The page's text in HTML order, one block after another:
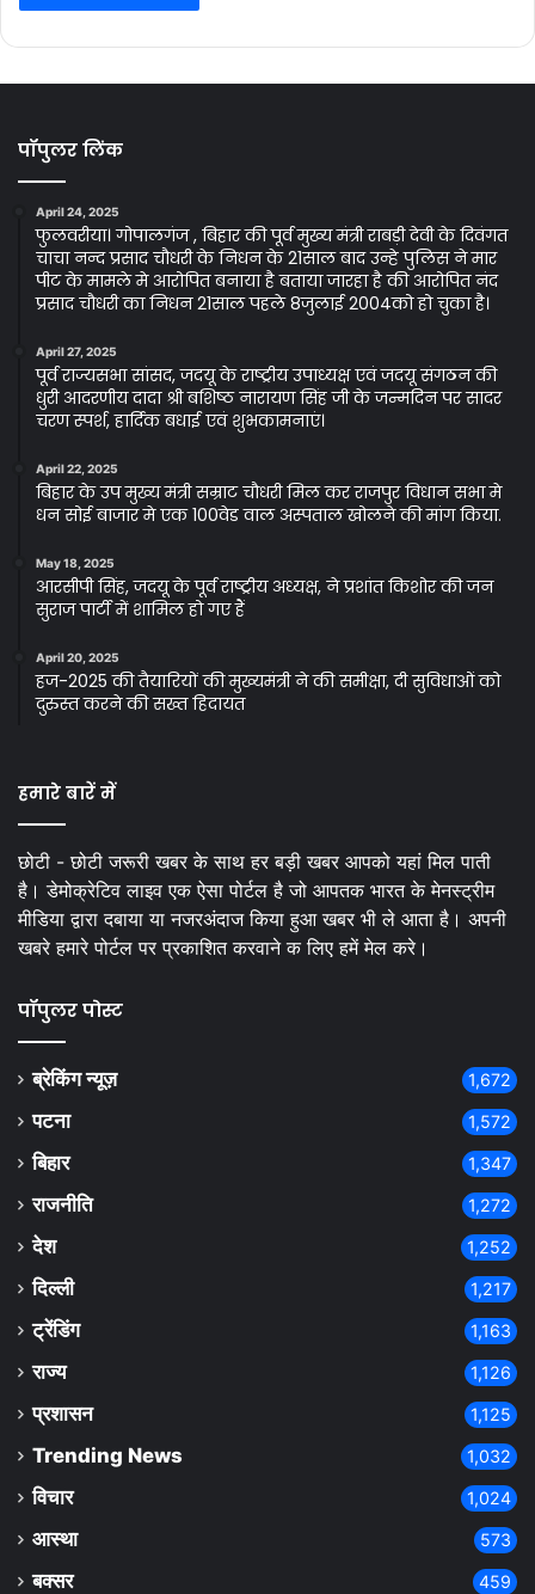
पॉपुलर लिंक
April 24, 2025
फुलवरीया। गोपालगंज , बिहार की पूर्व मुख्य मंत्री राबड़ी देवी के दिवंगत
चाचा नन्द प्रसाद चौधरी के निधन के 21साल बाद उन्हे पुलिस ने मार
पीट के मामले मे आरोपित बनाया है बताया जारहा है की आरोपित नंद
प्रसाद चौधरी का निधन 21साल पहले 8जुलाई 2004को हो चुका है।
April 27, 2025
पूर्व राज्यसभा सांसद, जदयू के राष्ट्रीय उपाध्यक्ष एवं जदयू संगठन की
धुरी आदरणीय दादा श्री बशिष्ठ नारायण सिंह जी के जन्मदिन पर सादर
चरण स्पर्श, हार्दिक बधाई एवं शुभकामनाएं।
April 22, 2025
बिहार के उप मुख्य मंत्री सम्राट चौधरी मिल कर राजपुर विधान सभा मे
धन सोई बाजार मे एक 100वेड वाल अस्पताल खोलने की मांग किया.
May 18, 2025
आरसीपी सिंह, जदयू के पूर्व राष्ट्रीय अध्यक्ष, ने प्रशांत किशोर की जन
सुराज पार्टी में शामिल हो गए हैं
April 20, 2025
हज-2025 की तैयारियों की मुख्यमंत्री ने की समीक्षा, दी सुविधाओं को
दुरुस्त करने की सख्त हिदायत
हमारे बारें में
छोटी - छोटी जरूरी खबर के साथ हर बड़ी खबर आपको यहां मिल पाती
है। डेमोक्रेटिव लाइव एक ऐसा पोर्टल है जो आपतक भारत के मेनस्ट्रीम
मीडिया द्वारा दबाया या नजरअंदाज किया हुआ खबर भी ले आता है। अपनी
खबरे हमारे पोर्टल पर प्रकाशित करवाने क लिए हमें मेल करे।
पॉपुलर पोस्ट
ब्रेकिंग न्यूज़ 1,672
पटना 1,572
बिहार 1,347
राजनीति 1,272
देश 1,252
दिल्ली 1,217
ट्रेंडिंग 1,163
राज्य 1,126
प्रशासन 1,125
Trending News 1,032
विचार 1,024
आस्था 573
बक्सर 459